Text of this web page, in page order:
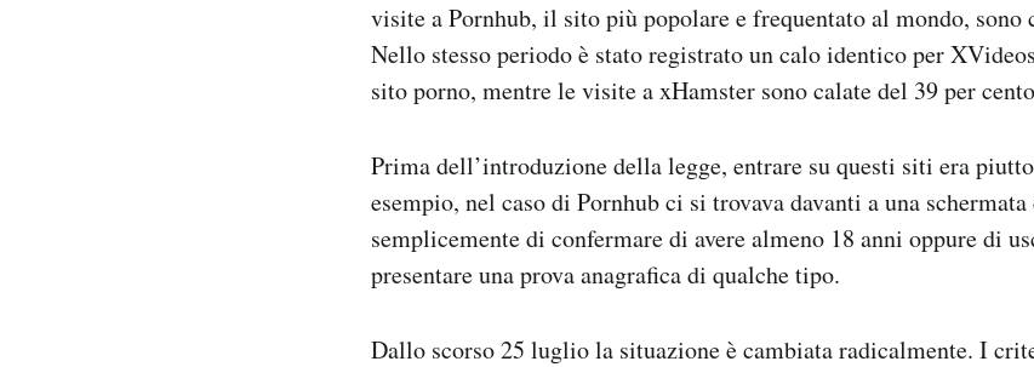
visite a Pornhub, il sito più popolare e frequentato al mondo, sono
Nello stesso periodo è stato registrato un calo identico per
sito porno, mentre le visite a xHamster sono calate del 39 per
Prima dell’introduzione della legge, entrare su questi siti era
esempio, nel caso di Pornhub ci si trovava davanti a una
semplicemente di confermare di avere almeno 18 anni oppure di
presentare una prova anagrafica di qualche tipo.
Dallo scorso 25 luglio la situazione è cambiata radicalmente. I